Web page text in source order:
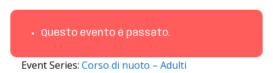
Questo evento è passato.
Event Series: Corso di nuoto – Adulti